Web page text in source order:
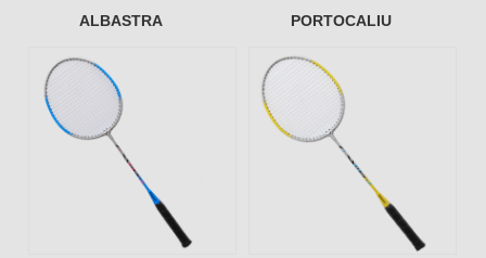
ALBASTRA
PORTOCALIU